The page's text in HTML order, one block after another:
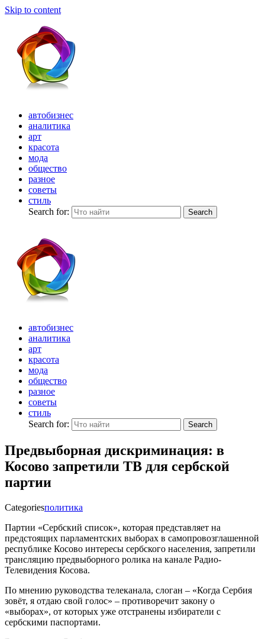
Skip to content
автобизнес
аналитика
арт
красота
мода
общество
разное
советы
стиль
Search for:
Search
автобизнес
аналитика
арт
красота
мода
общество
разное
советы
стиль
Search for:
Search
Предвыборная дискриминация: в
Косово запретили ТВ для сербской
партии
Categoriesполитика
Партии «Сербский список», которая представляет на
предстоящих парламентских выборах в самопровозглашенной
республике Косово интересы сербского населения, запретили
трансляцию предвыборного ролика на канале Радио-
Телевидения Косова.
По мнению руководства телеканала, слоган – «Когда Сербия
зовёт, я отдаю свой голос» – противоречит закону о
«выборах», от которых уже отстранены избиратели с
сербскими паспортами.